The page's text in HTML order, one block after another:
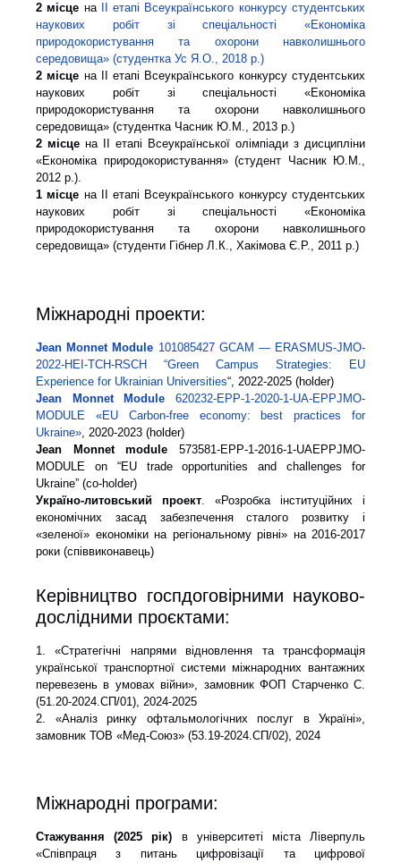
2 місце на
ІІ етапі Всеукраїнського конкурсу студентських
наукових робіт зі спеціальності «Економіка
природокористування та охорони навколишнього
середовища» (студентка Ус Я.О., 2018 р.)
2 місце на ІІ етапі Всеукраїнського конкурсу студентських
наукових робіт зі спеціальності «Економіка
природокористування та охорони навколишнього
середовища» (студентка Часник Ю.М., 2013 р.)
2 місце на ІІ етапі Всеукраїнської олімпіади з дисципліни
«Економіка природокористування» (студент Часник Ю.М.,
2012 р.).
1 місце на ІІ етапі Всеукраїнського конкурсу студентських
наукових робіт зі спеціальності «Економіка
природокористування та охорони навколишнього
середовища» (студенти Гібнер Л.К., Хакімова Є.Р., 2011 р.)
Міжнародні проекти:
Jean Monnet Module 101085427 GCAM — ERASMUS-JMO-
2022-HEI-TCH-RSCH “Green Campus Strategies: EU
Experience for Ukrainian Universities“, 2022-2025 (holder)
Jean Monnet Module 620232-EPP-1-2020-1-UA-EPPJMO-
MODULE «EU Carbon-free economy: best practices for
Ukraine» , 2020-2023 (holder)
Jean Monnet module 573581-EPP-1-2016-1-UAEPPJMO-
MODULE on “EU trade opportunities and challenges for
Ukraine” (co-holder)
Україно-литовський проект . «Розробка інституційних і
економічних засад забезпечення сталого розвитку і
«зеленої» економіки на регіональному рівні» на 2016-2017
роки (співвиконавець)
Керівництво госпдоговірними науково-
дослідними проєктами:
1. «Стратегічні напрями відновлення та трансформація
української транспортної системи міжнародних вантажних
перевезень в умовах війни», замовник ФОП Старченко С.
(51.20-2024.СП/01), 2024-2025
2. «Аналіз ринку офтальмологічних послуг в Україні»,
замовник ТОВ «Мед-Союз» (53.19-2024.СП/02), 2024
Міжнародні програми:
Стажування (2025 рік) в університеті міста Ліверпуль
«Співпраця з питань цифровізації та цифрової